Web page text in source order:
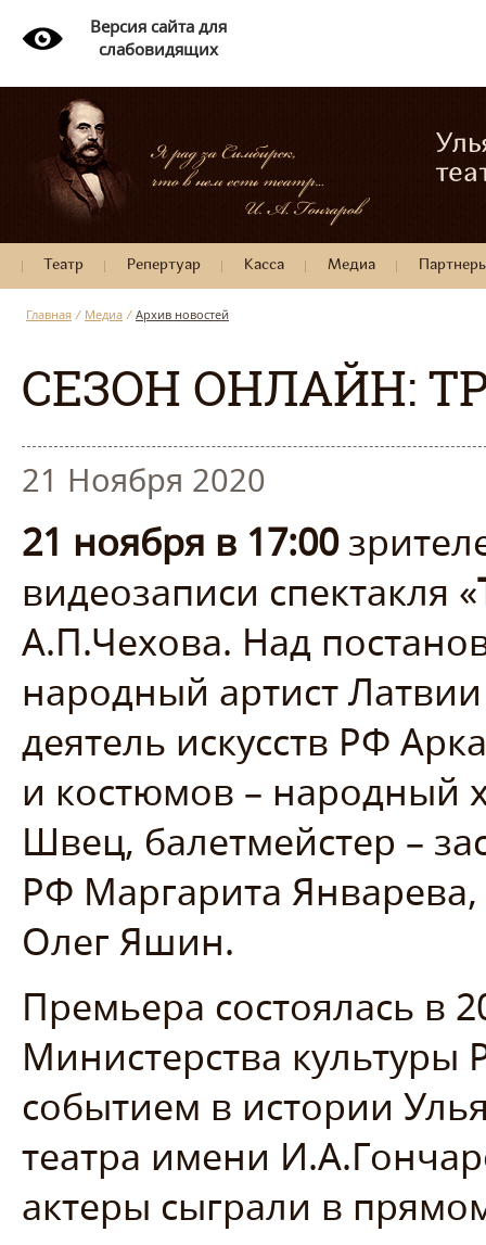
Версия сайта для
слабовидящих
Театр Репертуар Касса Медиа
Главная / Медиа / Архив новостей
СЕЗОН ОНЛАЙН:
21 Ноября 2020
21 ноября в 17:00
видеозаписи спектакля «
А.П.Чехова. Над
народный артист
деятель искусств РФ
и костюмов – народный
Швец, балетмейстер –
РФ Маргарита
Олег Яшин.
Премьера состоялась в
Министерства
событием в истории
театра имени
актеры сыграли в